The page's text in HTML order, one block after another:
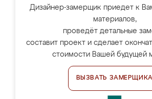
Дизайнер-замерщик приедет к
материалов,
проведёт детальные
составит проект и сделает
стоимости Вашей будущей
ВЫЗВАТЬ ЗАМЕРЩИКА